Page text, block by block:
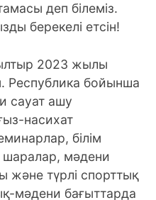
деп білеміз.
берекелі етсін!
2023 жылы
Республика бойынша
сауат ашу
насихат
білім
мәдени
және түрлі спорттық
мәдени бағыттарда